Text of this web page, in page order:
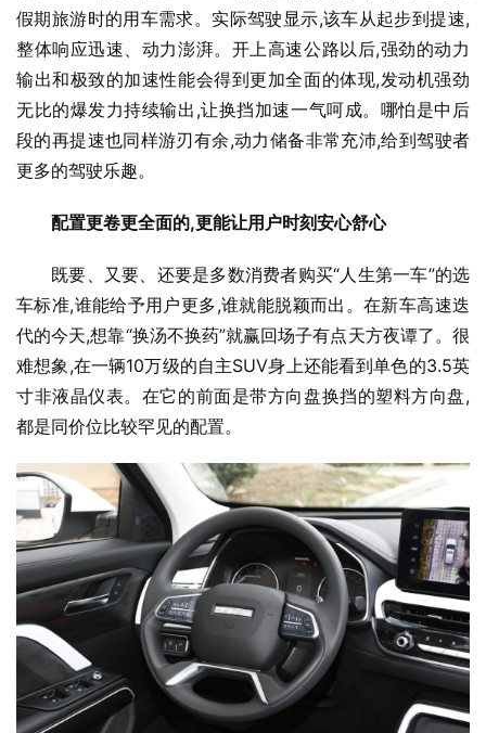
假期旅游时的用车需求。实际驾驶显示,该车从起步到提速,
整体响应迅速、动力澎湃。开上高速公路以后,强劲的动力
输出和极致的加速性能会得到更加全面的体现,发动机强劲
无比的爆发力持续输出,让换挡加速一气呵成。哪怕是中后
段的再提速也同样游刃有余,动力储备非常充沛,给到驾驶者
更多的驾驶乐趣。
配置更卷更全面的,更能让用户时刻安心舒心
既要、又要、还要是多数消费者购买“人生第一车”的选
车标准,谁能给予用户更多,谁就能脱颖而出。在新车高速迭
代的今天,想靠“换汤不换药”就赢回场子有点天方夜谭了。很
难想象,在一辆10万级的自主SUV身上还能看到单色的3.5英
寸非液晶仪表。在它的前面是带方向盘换挡的塑料方向盘,
都是同价位比较罕见的配置。